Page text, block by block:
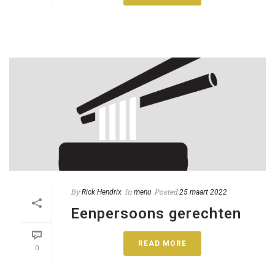
0
By Rick Hendrix In menu Posted 25 maart 2022
Eenpersoons gerechten
READ MORE